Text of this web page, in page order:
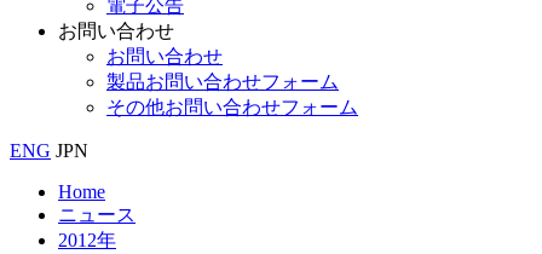
電子公告
お問い合わせ
お問い合わせ
製品お問い合わせフォーム
その他お問い合わせフォーム
ENG JPN
Home
ニュース
2012年